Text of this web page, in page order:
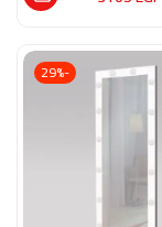
-29%